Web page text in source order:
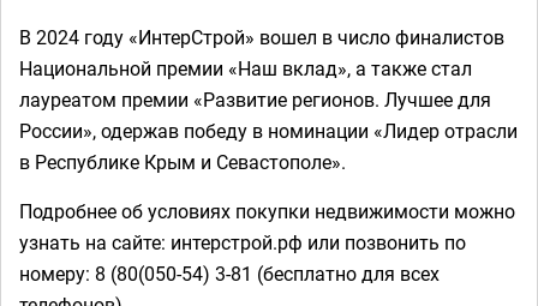
В 2024 году «ИнтерСтрой» вошел в число финалистов
Национальной премии «Наш вклад», а также стал
лауреатом премии «Развитие регионов. Лучшее для
России», одержав победу в номинации «Лидер отрасли
в Республике Крым и Севастополе».
Подробнее об условиях покупки недвижимости можно
узнать на сайте: интерстрой.рф или позвонить по
номеру: 8 (80(050-54) 3-81 (бесплатно для всех